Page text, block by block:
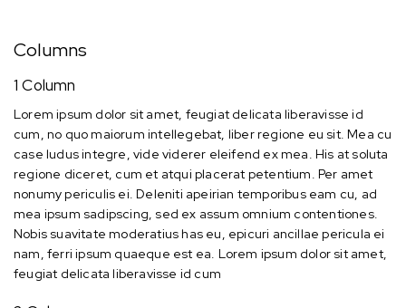
Columns
1 Column
Lorem ipsum dolor sit amet, feugiat delicata liberavisse id
cum, no quo maiorum intellegebat, liber regione eu sit. Mea cu
case ludus integre, vide viderer eleifend ex mea. His at soluta
regione diceret, cum et atqui placerat petentium. Per amet
nonumy periculis ei. Deleniti apeirian temporibus eam cu, ad
mea ipsum sadipscing, sed ex assum omnium contentiones.
Nobis suavitate moderatius has eu, epicuri ancillae pericula ei
nam, ferri ipsum quaeque est ea. Lorem ipsum dolor sit amet,
feugiat delicata liberavisse id cum